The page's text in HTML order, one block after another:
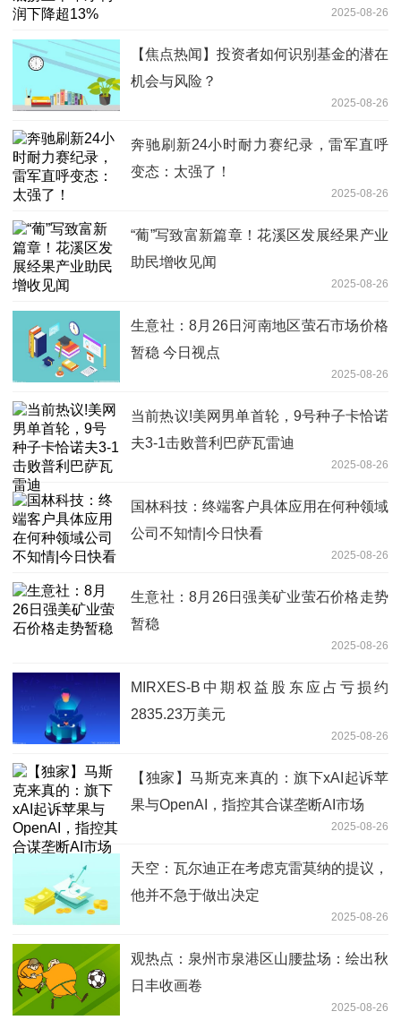
2025-08-26
【焦点热闻】投资者如何识别基金的潜在
机会与风险？
2025-08-26
奔驰刷新24小时耐力赛纪录，雷军直呼
变态：太强了！
2025-08-26
“葡”写致富新篇章！花溪区发展经果产业
助民增收见闻
2025-08-26
生意社：8月26日河南地区萤石市场价格
暂稳 今日视点
2025-08-26
当前热议!美网男单首轮，9号种子卡恰诺
夫3-1击败普利巴萨瓦雷迪
2025-08-26
国林科技：终端客户具体应用在何种领域
公司不知情|今日快看
2025-08-26
生意社：8月26日强美矿业萤石价格走势
暂稳
2025-08-26
MIRXES-B中期权益股东应占亏损约
2835.23万美元
2025-08-26
【独家】马斯克来真的：旗下xAI起诉苹
果与OpenAI，指控其合谋垄断AI市场
2025-08-26
天空：瓦尔迪正在考虑克雷莫纳的提议，
他并不急于做出决定
2025-08-26
观热点：泉州市泉港区山腰盐场：绘出秋
日丰收画卷
2025-08-26